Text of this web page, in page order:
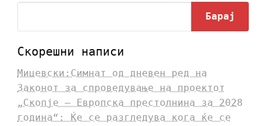
Барај
Скорешни написи
Мицевски:Симнат од дневен ред на
Законот за спроведување на проектот
„Скопје – Европска престолнина за 2028
година“: Ќе се разгледува кога ќе се